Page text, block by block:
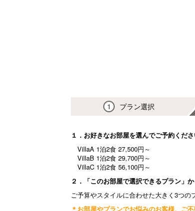
1 プラン選択
１．お好きなお部屋を選んでご予約くだ
VillaA 1泊2食 27,500円～
VillaB 1泊2食 29,700円～
VillaC 1泊2食 56,100円～
２．「このお部屋で選択できるプラン」
ご予算やスタイルに合わせた大きく3つの
＊お部屋やプランでお悩みのお客様、ご